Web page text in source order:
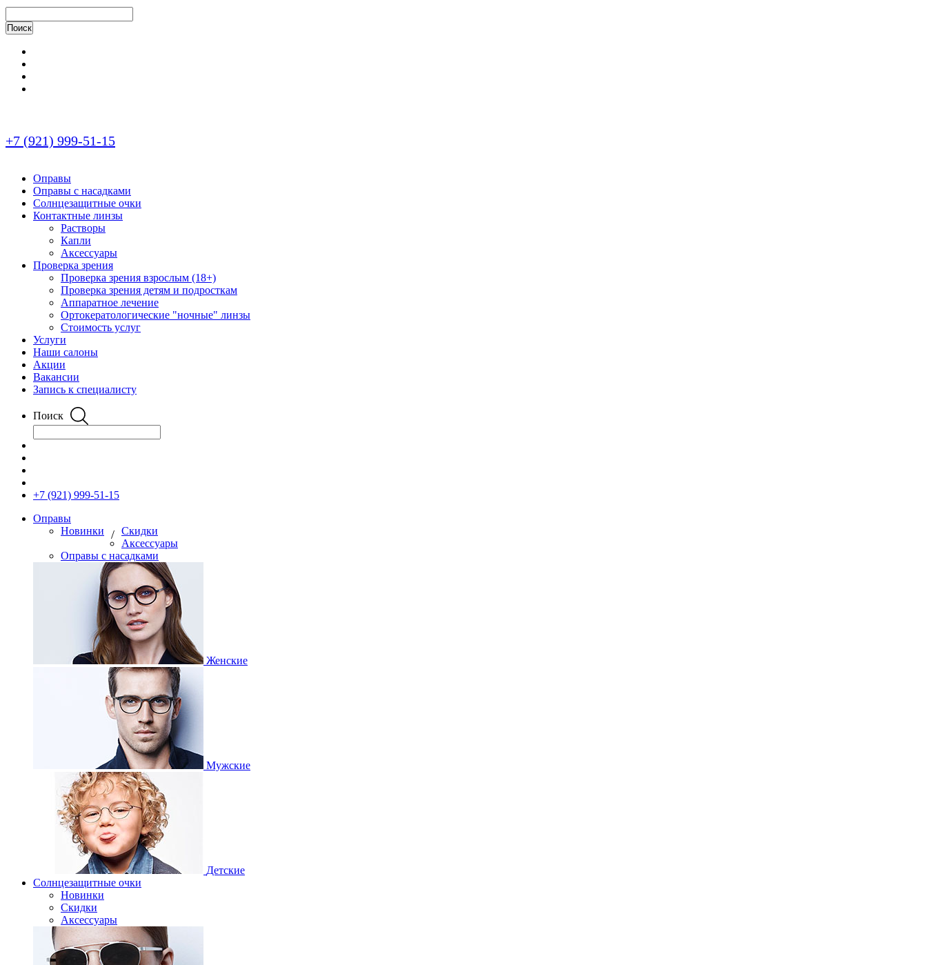
+7 (921) 999-51-15
Оправы
Оправы с насадками
Солнцезащитные очки
Контактные линзы
Растворы
Капли
Аксессуары
Проверка зрения
Проверка зрения взрослым (18+)
Проверка зрения детям и подросткам
Аппаратное лечение
Ортокератологические "ночные" линзы
Стоимость услуг
Услуги
Наши салоны
Акции
Вакансии
Запись к специалисту
Поиск
+7 (921) 999-51-15
Оправы
Новинки
/ Скидки
Аксессуары
Оправы с насадками
Женские
Мужские
Детские
Солнцезащитные очки
Новинки
Скидки
Аксессуары